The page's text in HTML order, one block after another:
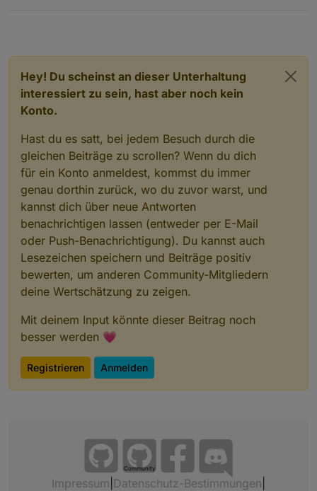
Hey! Du scheinst an dieser Unterhaltung
interessiert zu sein, hast aber noch kein
Konto.
Hast du es satt, bei jedem Besuch durch die
gleichen Beiträge zu scrollen? Wenn du dich
für ein Konto anmeldest, kommst du immer
genau dorthin zurück, wo du zuvor warst, und
kannst dich über neue Antworten
benachrichtigen lassen (entweder per E-Mail
oder Push-Benachrichtigung). Du kannst auch
Lesezeichen speichern und Beiträge positiv
bewerten, um anderen Community-Mitgliedern
deine Wertschätzung zu zeigen.
Mit deinem Input könnte dieser Beitrag noch
besser werden 💗
Registrieren Anmelden
Community
Impressum Datenschutz-Bestimmungen